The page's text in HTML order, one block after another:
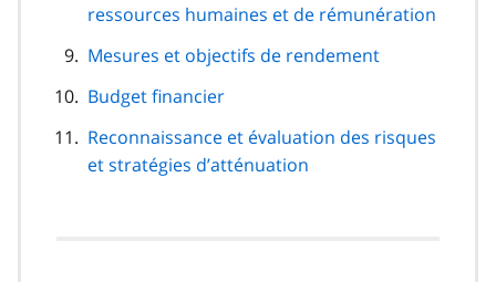
ressources humaines et de rémunération
Mesures et objectifs de rendement
Budget financier
Reconnaissance et évaluation des risques
et stratégies d’atténuation